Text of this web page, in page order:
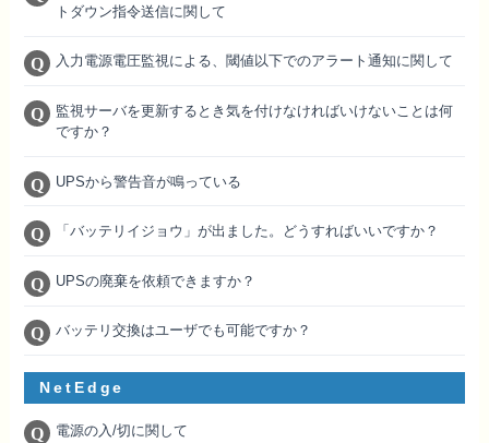
トダウン指令送信に関して
入力電源電圧監視による、閾値以下でのアラート通知に関して
監視サーバを更新するとき気を付けなければいけないことは何
ですか？
UPSから警告音が鳴っている
「バッテリイジョウ」が出ました。どうすればいいですか？
UPSの廃棄を依頼できますか？
バッテリ交換はユーザでも可能ですか？
NetEdge
電源の入/切に関して